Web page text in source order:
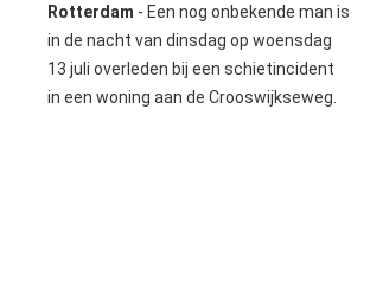
Rotterdam - Een nog onbekende man is
in de nacht van dinsdag op woensdag
13 juli overleden bij een schietincident
in een woning aan de Crooswijkseweg.